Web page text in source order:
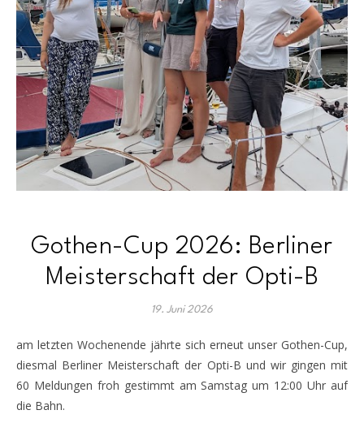
Gothen-Cup 2026: Berliner
Meisterschaft der Opti-B
19. Juni 2026
am letzten Wochenende jährte sich erneut unser Gothen-Cup,
diesmal Berliner Meisterschaft der Opti-B und wir gingen mit
60 Meldungen froh gestimmt am Samstag um 12:00 Uhr auf
die Bahn.